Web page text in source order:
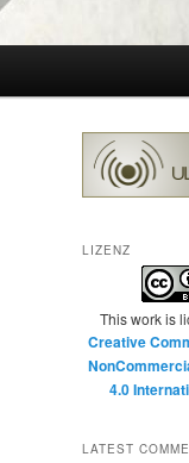
LIZENZ
This work is
Creative
4.0
LATEST